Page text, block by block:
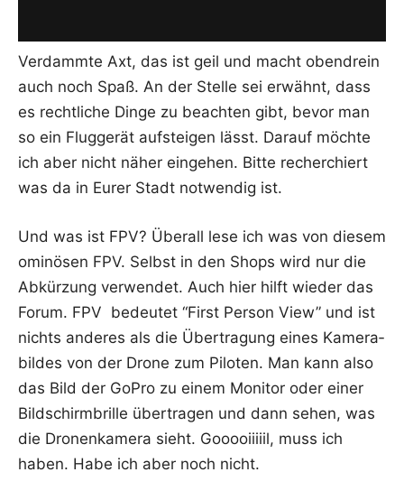
Ver­damm­te Axt, das ist geil und macht oben­drein
auch noch Spaß. An der Stel­le sei erwähnt, dass
es recht­li­che Din­ge zu beach­ten gibt, bevor man
so ein Flug­ge­rät auf­stei­gen lässt. Dar­auf möch­te
ich aber nicht näher ein­ge­hen. Bit­te recher­chiert
was da in Eurer Stadt not­wen­dig ist.
Und was ist FPV? Über­all lese ich was von die­sem
omi­nö­sen FPV. Selbst in den Shops wird nur die
Abkür­zung ver­wen­det. Auch hier hilft wie­der das
Forum. FPV bedeu­tet “First Per­son View” und ist
nichts ande­res als die Über­tra­gung eines Kame­ra­
bil­des von der Dro­ne zum Pilo­ten. Man kann also
das Bild der GoPro zu einem Moni­tor oder einer
Bild­schirm­bril­le über­tra­gen und dann sehen, was
die Dro­nen­ka­me­ra sieht. Gooooiiiiil, muss ich
haben. Habe ich aber noch nicht.